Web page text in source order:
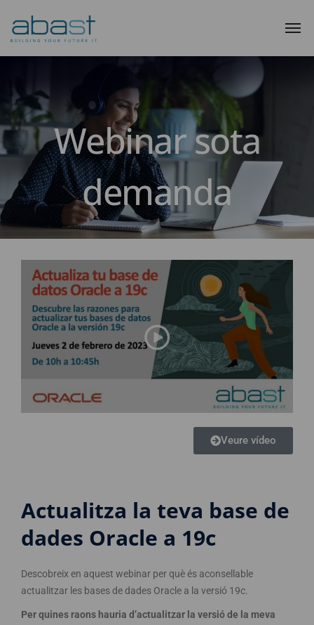
Webinar sota
demanda
Veure vídeo
Actualitza la teva base de
dades Oracle a 19c
Descobreix en aquest webinar per què és aconsellable
actualitzar les bases de dades Oracle a la versió 19c.
Per quines raons hauria d’actualitzar la versió de la meva